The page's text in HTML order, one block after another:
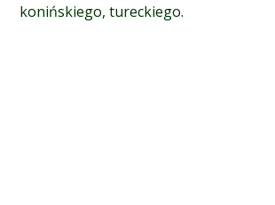
konińskiego, tureckiego.